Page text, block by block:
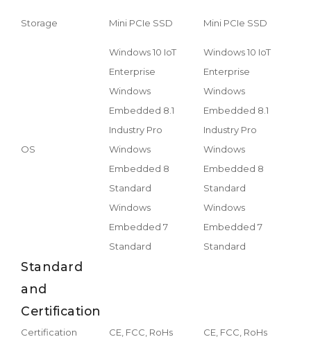
Storage Mini PCIe SSD Mini PCIe SSD
OS
Windows 10 IoT
Enterprise
Windows
Embedded 8.1
Industry Pro
Windows
Embedded 8
Standard
Windows
Embedded 7
Standard
Windows 10 IoT
Enterprise
Windows
Embedded 8.1
Industry Pro
Windows
Embedded 8
Standard
Windows
Embedded 7
Standard
Standard
and
Certification
Certification CE, FCC, RoHs CE, FCC, RoHs